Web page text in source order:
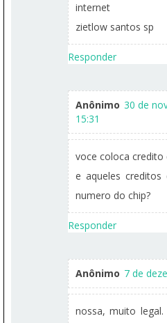
internet
zietlow santos sp
Responder
Anônimo 30 de
15:31
voce coloca credito
e aqueles
numero do chip?
Responder
Anônimo 7 de
nossa, muito